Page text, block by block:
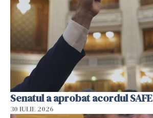
Senatul a aprobat acordul SAFE
30 IULIE 2026